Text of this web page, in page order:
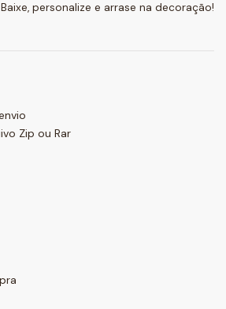
personalize e arrase na decoração!
Zip ou Rar